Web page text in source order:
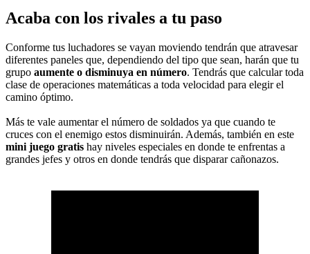
Acaba con los rivales a tu paso
Conforme tus luchadores se vayan moviendo tendrán que atravesar
diferentes paneles que, dependiendo del tipo que sean, harán que tu
grupo aumente o disminuya en número. Tendrás que calcular toda
clase de operaciones matemáticas a toda velocidad para elegir el
camino óptimo.
Más te vale aumentar el número de soldados ya que cuando te
cruces con el enemigo estos disminuirán. Además, también en este
mini juego gratis hay niveles especiales en donde te enfrentas a
grandes jefes y otros en donde tendrás que disparar cañonazos.